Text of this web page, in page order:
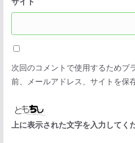
次回のコメントで使用するためブ
前、メールアドレス、サイトを保
上に表示された文字を入力してく